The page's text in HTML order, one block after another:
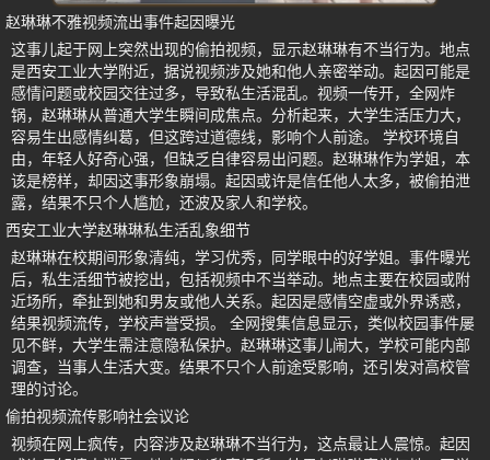
赵琳琳不雅视频流出事件起因曝光
这事儿起于网上突然出现的偷拍视频，显示赵琳琳有不当行为。地点
是西安工业大学附近，据说视频涉及她和他人亲密举动。起因可能是
感情问题或校园交往过多，导致私生活混乱。视频一传开，全网炸
锅，赵琳琳从普通大学生瞬间成焦点。分析起来，大学生活压力大，
容易生出感情纠葛，但这跨过道德线，影响个人前途。 学校环境自
由，年轻人好奇心强，但缺乏自律容易出问题。赵琳琳作为学姐，本
该是榜样，却因这事形象崩塌。起因或许是信任他人太多，被偷拍泄
露，结果不只个人尴尬，还波及家人和学校。
西安工业大学赵琳琳私生活乱象细节
赵琳琳在校期间形象清纯，学习优秀，同学眼中的好学姐。事件曝光
后，私生活细节被挖出，包括视频中不当举动。地点主要在校园或附
近场所，牵扯到她和男友或他人关系。起因是感情空虚或外界诱惑，
结果视频流传，学校声誉受损。 全网搜集信息显示，类似校园事件屡
见不鲜，大学生需注意隐私保护。赵琳琳这事儿闹大，学校可能内部
调查，当事人生活大变。结果不只个人前途受影响，还引发对高校管
理的讨论。
偷拍视频流传影响社会议论
视频在网上疯传，内容涉及赵琳琳不当行为，这点最让人震惊。起因